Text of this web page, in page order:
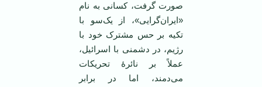
صورت گرفت، کسانی به نام
«ایران‌گرایی»، از یک‌سو با
تکیه بر حس مشترک خود با
رژیم، در دشمنی با اسرائیل،
عملاً بر نائرۀ تحریکات
می‌دمند، اما در برابر